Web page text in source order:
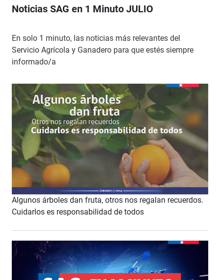
Noticias SAG en 1 Minuto JULIO
En solo 1 minuto, las noticias más relevantes del
Servicio Agrícola y Ganadero para que estés siempre
informado/a
Algunos árboles dan fruta, otros nos regalan recuerdos.
Cuidarlos es responsabilidad de todos